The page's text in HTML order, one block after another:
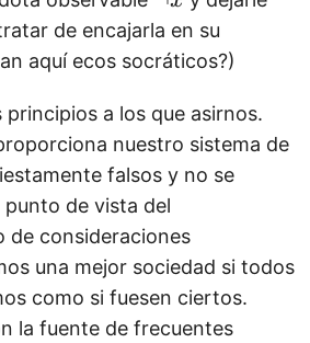
n
e
x
de encajarla en su
aquí ecos socráticos?)
principios a los que asirnos.
nuestro sistema de
falsos y no se
de vista del
de consideraciones
una mejor sociedad si todos
como si fuesen ciertos.
la fuente de frecuentes